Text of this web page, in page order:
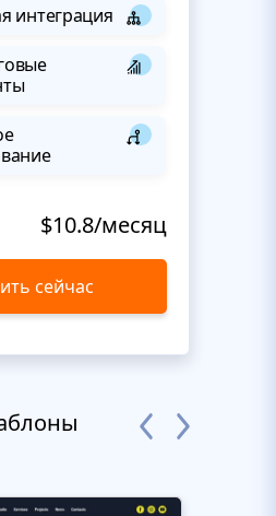
интеграция
$10.8/месяц
сейчас